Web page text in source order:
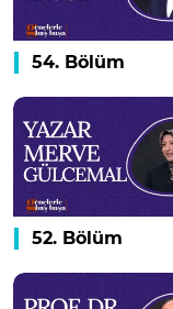
54. Bölüm
52. Bölüm